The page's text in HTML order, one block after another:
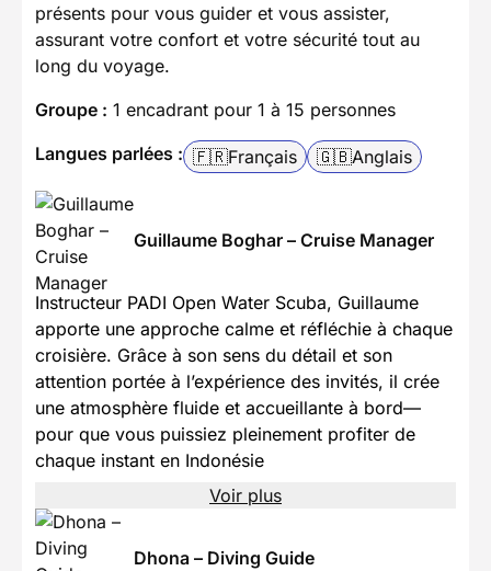
présents pour vous guider et vous assister,
assurant votre confort et votre sécurité tout au
long du voyage.
Groupe : 1 encadrant pour 1 à 15 personnes
Langues parlées : 🇫🇷Français 🇬🇧Anglais
Guillaume Boghar – Cruise Manager
Instructeur PADI Open Water Scuba, Guillaume
apporte une approche calme et réfléchie à chaque
croisière. Grâce à son sens du détail et son
attention portée à l’expérience des invités, il crée
une atmosphère fluide et accueillante à bord—
pour que vous puissiez pleinement profiter de
chaque instant en Indonésie
Voir plus
Dhona – Diving Guide